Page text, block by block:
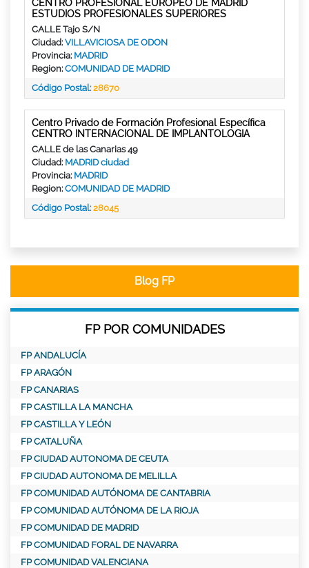
CENTRO PROFESIONAL EUROPEO DE MADRID
ESTUDIOS PROFESIONALES SUPERIORES
CALLE Tajo S/N
Ciudad:VILLAVICIOSA DE ODON
Provincia: MADRID
Region:COMUNIDAD DE MADRID
Código Postal:28670
Centro Privado de Formación Profesional Específica
CENTRO INTERNACIONAL DE IMPLANTOLOGIA
CALLE de las Canarias 49
Ciudad: MADRID ciudad
Provincia: MADRID
Region:COMUNIDAD DE MADRID
Código Postal:28045
Blog FP
FP POR COMUNIDADES
FP ANDALUCÍA
FP ARAGÓN
FP CANARIAS
FP CASTILLA LA MANCHA
FP CASTILLA Y LEÓN
FP CATALUÑA
FP CIUDAD AUTONOMA DE CEUTA
FP CIUDAD AUTONOMA DE MELILLA
FP COMUNIDAD AUTÓNOMA DE CANTABRIA
FP COMUNIDAD AUTÓNOMA DE LA RIOJA
FP COMUNIDAD DE MADRID
FP COMUNIDAD FORAL DE NAVARRA
FP COMUNIDAD VALENCIANA